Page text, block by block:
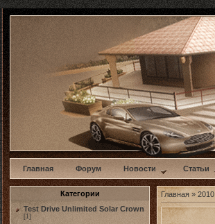
w
Главная Форум Новости Статьи
Категории
Test Drive Unlimited Solar Crown
[1]
Главная » 2010